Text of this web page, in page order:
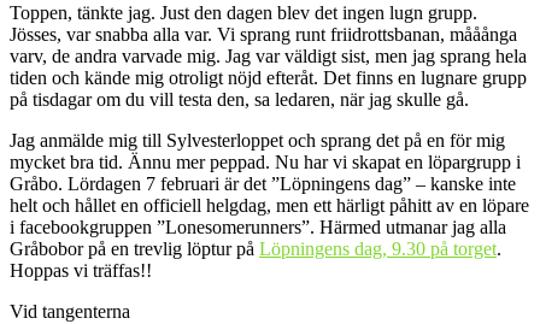
Toppen, tänkte jag. Just den dagen blev det ingen lugn grupp.
Jösses, var snabba alla var. Vi sprang runt friidrottsbanan, mååånga
varv, de andra varvade mig. Jag var väldigt sist, men jag sprang hela
tiden och kände mig otroligt nöjd efteråt. Det finns en lugnare grupp
på tisdagar om du vill testa den, sa ledaren, när jag skulle gå.
Jag anmälde mig till Sylvesterloppet och sprang det på en för mig
mycket bra tid. Ännu mer peppad. Nu har vi skapat en löpargrupp i
Gråbo. Lördagen 7 februari är det ”Löpningens dag” – kanske inte
helt och hållet en officiell helgdag, men ett härligt påhitt av en löpare
i facebookgruppen ”Lonesomerunners”. Härmed utmanar jag alla
Gråbobor på en trevlig löptur på Löpningens dag, 9.30 på torget.
Hoppas vi träffas!!
Vid tangenterna